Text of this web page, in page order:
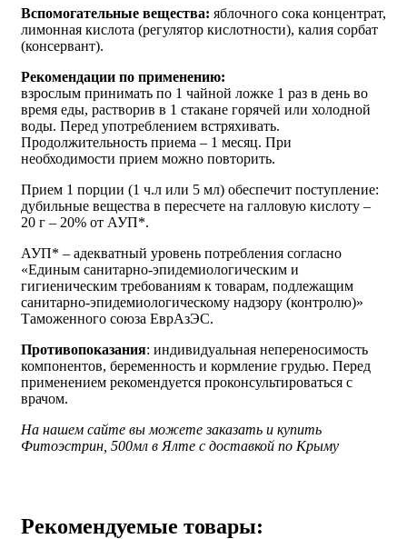
Вспомогательные вещества: яблочного сока концентрат,
лимонная кислота (регулятор кислотности), калия сорбат
(консервант).
Рекомендации по применению:
взрослым принимать по 1 чайной ложке 1 раз в день во
время еды, растворив в 1 стакане горячей или холодной
воды. Перед употреблением встряхивать.
Продолжительность приема – 1 месяц. При
необходимости прием можно повторить.
Прием 1 порции (1 ч.л или 5 мл) обеспечит поступление:
дубильные вещества в пересчете на галловую кислоту –
20 г – 20% от АУП*.
АУП* – адекватный уровень потребления согласно
«Единым санитарно-эпидемиологическим и
гигиеническим требованиям к товарам, подлежащим
санитарно-эпидемиологическому надзору (контролю)»
Таможенного союза ЕврАзЭС.
Противопоказания: индивидуальная непереносимость
компонентов, беременность и кормление грудью. Перед
применением рекомендуется проконсультироваться с
врачом.
На нашем сайте вы можете заказать и купить
Фитоэстрин, 500мл в Ялте с доставкой по Крыму
Рекомендуемые товары: